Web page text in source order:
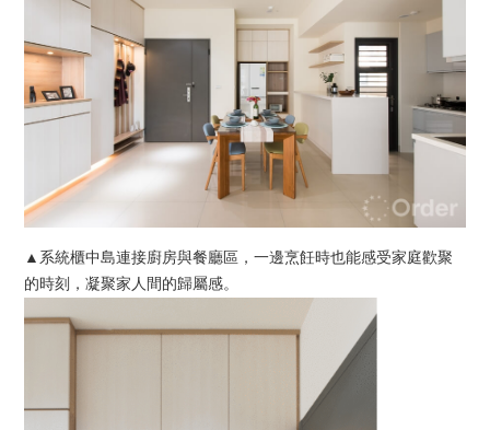
▲系統櫃中島連接廚房與餐廳區，一邊烹飪時也能感受家庭歡聚
的時刻，凝聚家人間的歸屬感。